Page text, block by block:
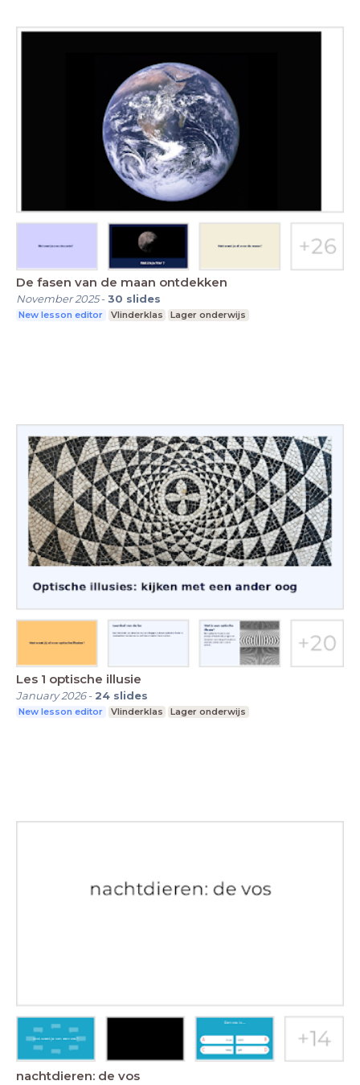
De fasen van de maan ontdekken
November 2025-30 slides
New lesson editor Vlinderklas Lager onderwijs
Les 1 optische illusie
January 2026- 24 slides
New lesson editor Vlinderklas Lager onderwijs
nachtdieren: de vos